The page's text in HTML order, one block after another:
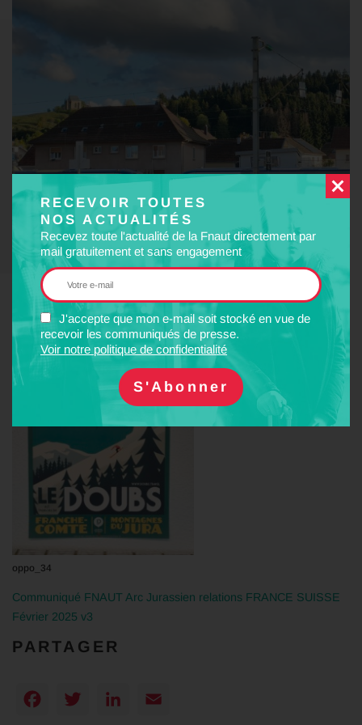
RECEVOIR TOUTES
NOS ACTUALITÉS
Recevez toute l'actualité de la Fnaut directement par
mail gratuitement et sans engagement
J'accepte que mon e-mail soit stocké en vue de
recevoir les communiqués de presse.
Voir notre politique de confidentialité
oppo_34
Communiqué FNAUT Arc Jurassien relations FRANCE SUISSE
Février 2025 v3
PARTAGER
Facebook
TwitterLinkedIn